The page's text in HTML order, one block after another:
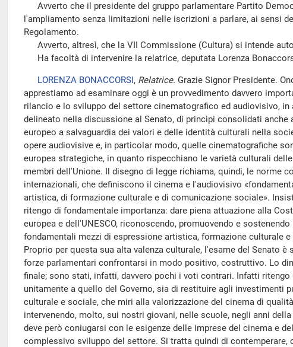
Avverto che il presidente del gruppo parlamentare Partito
l'ampliamento senza limitazioni nelle iscrizioni a parlare, ai sensi
Regolamento.
Avverto, altresì, che la VII Commissione (Cultura) si intende
Ha facoltà di intervenire la relatrice, deputata Lorenza
LORENZA BONACCORSI, Relatrice. Grazie Signor Presidente.
apprestiamo ad esaminare oggi è un provvedimento davvero
rilancio e lo sviluppo del settore cinematografico ed audiovisivo, in
delineato nella discussione al Senato, di princìpi consolidati anche
europeo a salvaguardia dei valori e delle identità culturali nella
opere audiovisive e, in particolar modo, quelle cinematografiche
europea strategiche, in quanto rispecchiano le varietà culturali
membri dell'Unione. Il disegno di legge richiama, quindi, le norme
internazionali, che definiscono il cinema e l'audiovisivo
artistica, di formazione culturale e di comunicazione sociale».
ritengo di fondamentale importanza: dare piena attuazione alla
europea e dell'UNESCO, riconoscendo, promuovendo e
fondamentali mezzi di espressione artistica, formazione culturale
Proprio per questa sua alta valenza culturale, l'esame del Senato
forze parlamentari confrontarsi in modo positivo, costruttivo. Lo
finale; sono stati, infatti, davvero pochi i voti contrari. Infatti
unitamente a quello del Governo, sia di restituire agli investimenti
culturale e sociale, che miri alla valorizzazione del cinema di
intervenendo, molto, sui nostri giovani, nelle scuole, negli anni
deve però coniugarsi con le esigenze delle imprese del cinema e
complessivo sviluppo del settore. Si tratta quindi di